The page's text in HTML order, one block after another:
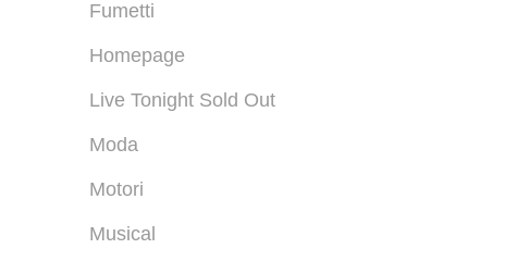
Fumetti
Homepage
Live Tonight Sold Out
Moda
Motori
Musical